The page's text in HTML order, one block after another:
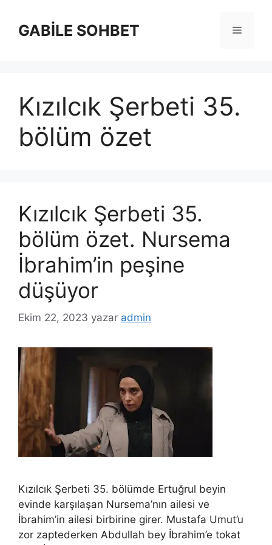
GABİLE SOHBET Menü
Kızılcık Şerbeti 35.
bölüm özet
Kızılcık Şerbeti 35.
bölüm özet. Nursema
İbrahim’in peşine
düşüyor
Ekim 22, 2023 yazar admin
Kızılcık Şerbeti 35. bölümde Ertuğrul beyin
evinde karşılaşan Nursema’nın ailesi ve
İbrahim’in ailesi birbirine girer. Mustafa Umut’u
zor zaptederken Abdullah bey İbrahim’e tokat